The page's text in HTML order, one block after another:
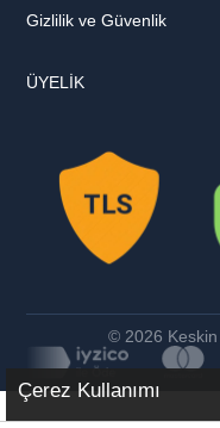
Gizlilik ve Güvenlik
ÜYELİK
© 2026 Keskin
Çerez Kullanımı